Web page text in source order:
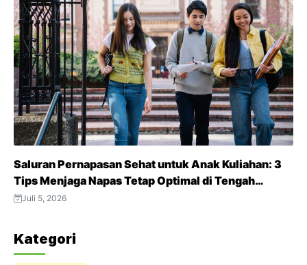
Saluran Pernapasan Sehat untuk Anak Kuliahan: 3
Tips Menjaga Napas Tetap Optimal di Tengah
Aktivitas Padat
Juli 5, 2026
Kategori